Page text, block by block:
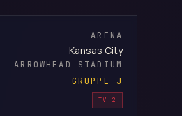
ARENA
Kansas City
ARROWHEAD STADIUM
GRUPPE J
TV 2